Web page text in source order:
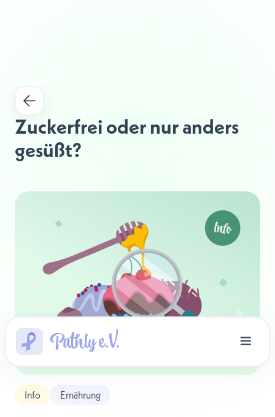
Zuckerfrei oder nur anders
gesüßt?
Info Ernährung